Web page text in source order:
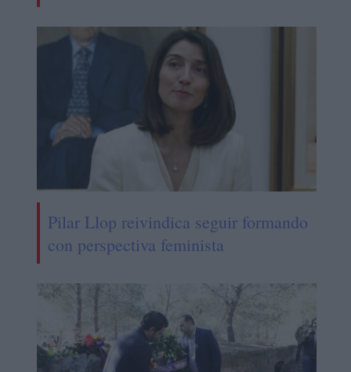
Pilar Llop reivindica seguir formando
con perspectiva feminista